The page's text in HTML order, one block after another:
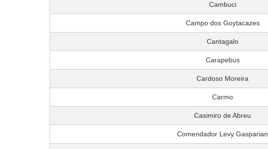
Cambuci
Campo dos Goytacazes
Cantagalo
Carapebus
Cardoso Moreira
Carmo
Casimiro de Abreu
Comendador Levy Gasparian